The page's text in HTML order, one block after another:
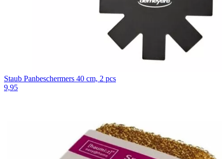
Staub Panbeschermers 40 cm, 2 pcs
9,95